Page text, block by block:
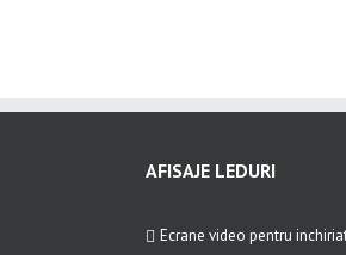
AFISAJE LEDURI
Ecrane video pentru